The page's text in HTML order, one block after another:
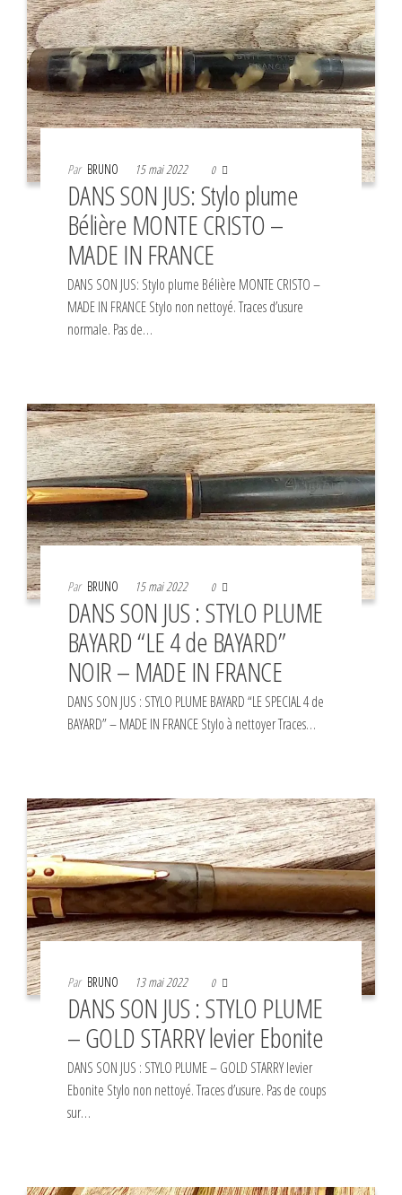
Par BRUNO 15 mai 2022 0
DANS SON JUS: Stylo plume
Bélière MONTE CRISTO –
MADE IN FRANCE
DANS SON JUS: Stylo plume Bélière MONTE CRISTO –
MADE IN FRANCE Stylo non nettoyé. Traces d’usure
normale. Pas de…
Par BRUNO 15 mai 2022 0
DANS SON JUS : STYLO PLUME
BAYARD “LE 4 de BAYARD”
NOIR – MADE IN FRANCE
DANS SON JUS : STYLO PLUME BAYARD “LE SPECIAL 4 de
BAYARD” – MADE IN FRANCE Stylo à nettoyer Traces…
Par BRUNO 13 mai 2022 0
DANS SON JUS : STYLO PLUME
– GOLD STARRY levier Ebonite
DANS SON JUS : STYLO PLUME – GOLD STARRY levier
Ebonite Stylo non nettoyé. Traces d’usure. Pas de coups
sur…